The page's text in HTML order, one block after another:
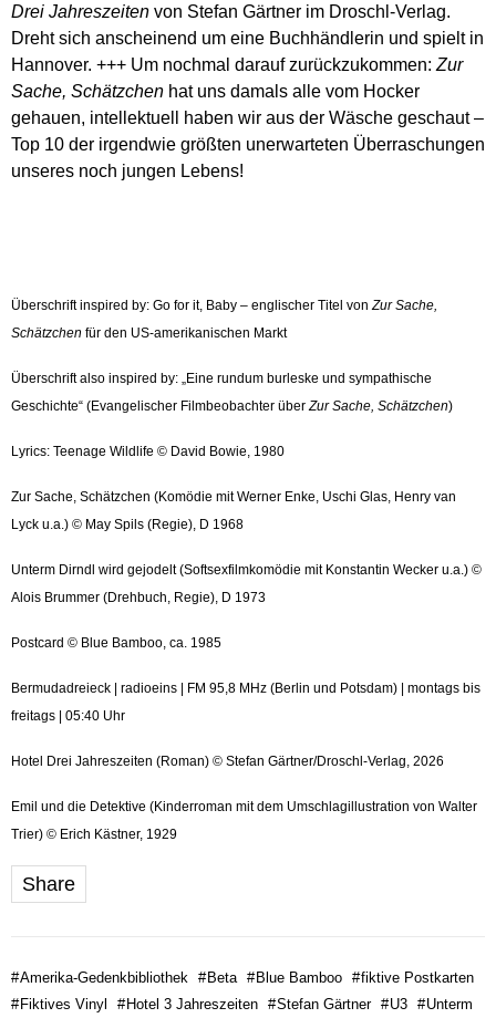
Drei Jahreszeiten von Stefan Gärtner im Droschl-Verlag.
Dreht sich anscheinend um eine Buchhändlerin und spielt in
Hannover. +++ Um nochmal darauf zurückzukommen: Zur
Sache, Schätzchen hat uns damals alle vom Hocker
gehauen, intellektuell haben wir aus der Wäsche geschaut –
Top 10 der irgendwie größten unerwarteten Überraschungen
unseres noch jungen Lebens!
Überschrift inspired by: Go for it, Baby – englischer Titel von Zur Sache,
Schätzchen für den US-amerikanischen Markt
Überschrift also inspired by: „Eine rundum burleske und sympathische
Geschichte“ (Evangelischer Filmbeobachter über Zur Sache, Schätzchen)
Lyrics: Teenage Wildlife © David Bowie, 1980
Zur Sache, Schätzchen (Komödie mit Werner Enke, Uschi Glas, Henry van
Lyck u.a.) © May Spils (Regie), D 1968
Unterm Dirndl wird gejodelt (Softsexfilmkomödie mit Konstantin Wecker u.a.) ©
Alois Brummer (Drehbuch, Regie), D 1973
Postcard © Blue Bamboo, ca. 1985
Bermudadreieck | radioeins | FM 95,8 MHz (Berlin und Potsdam) | montags bis
freitags | 05:40 Uhr
Hotel Drei Jahreszeiten (Roman) © Stefan Gärtner/Droschl-Verlag, 2026
Emil und die Detektive (Kinderroman mit dem Umschlagillustration von Walter
Trier) © Erich Kästner, 1929
Share
#Amerika-Gedenkbibliothek #Beta #Blue Bamboo #fiktive Postkarten
#Fiktives Vinyl #Hotel 3 Jahreszeiten #Stefan Gärtner #U3 #Unterm